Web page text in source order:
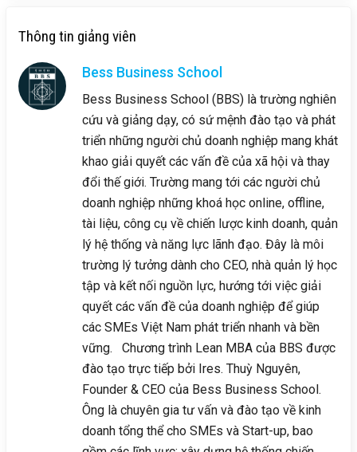
Thông tin giảng viên
Bess Business School
Bess Business School (BBS) là trường nghiên
cứu và giảng dạy, có sứ mệnh đào tạo và phát
triển những người chủ doanh nghiệp mang khát
khao giải quyết các vấn đề của xã hội và thay
đổi thế giới. Trường mang tới các người chủ
doanh nghiệp những khoá học online, offline,
tài liệu, công cụ về chiến lược kinh doanh, quản
lý hệ thống và năng lực lãnh đạo. Đây là môi
trường lý tưởng dành cho CEO, nhà quản lý học
tập và kết nối nguồn lực, hướng tới việc giải
quyết các vấn đề của doanh nghiệp để giúp
các SMEs Việt Nam phát triển nhanh và bền
vững. Chương trình Lean MBA của BBS được
đào tạo trực tiếp bởi Ires. Thuỳ Nguyên,
Founder & CEO của Bess Business School.
Ông là chuyên gia tư vấn và đào tạo về kinh
doanh tổng thể cho SMEs và Start-up, bao